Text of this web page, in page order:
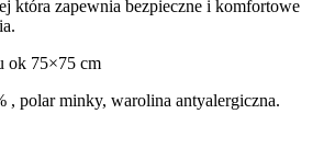
która zapewnia bezpieczne i komfortowe
ok 75×75 cm
, polar minky, warolina antyalergiczna.